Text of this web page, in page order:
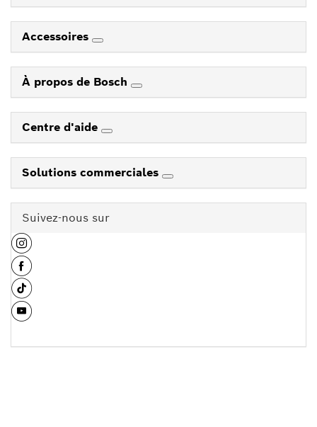
Accessoires
À propos de Bosch
Centre d'aide
Solutions commerciales
Suivez-nous sur